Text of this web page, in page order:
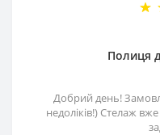
Полиця
Добрий день!
недоліків!) Стелаж